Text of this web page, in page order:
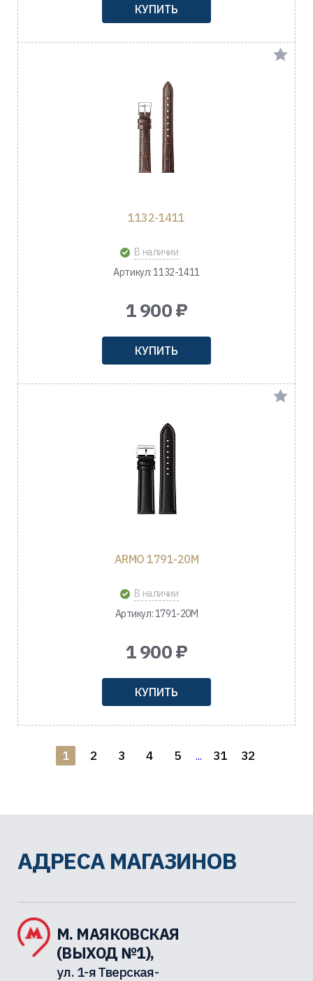
КУПИТЬ
1132-1411
В наличии
Артикул: 1132-1411
1 900 ₽
КУПИТЬ
ARMO 1791-20M
В наличии
Артикул: 1791-20M
1 900 ₽
КУПИТЬ
1 2 3 4 5 ... 31 32
АДРЕСА МАГАЗИНОВ
М. МАЯКОВСКАЯ
(ВЫХОД №1),
ул. 1-я Тверская-